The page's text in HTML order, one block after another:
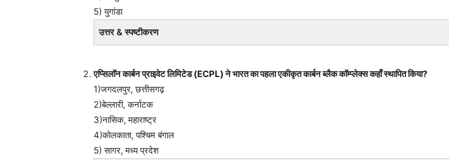
5) युगांडा
उत्तर & स्पष्टीकरण
एप्सिलॉन कार्बन प्राइवेट लिमिटेड (ECPL) ने भारत का पहला एकीकृत कार्बन ब्लैक कॉम्प्लेक्स कहाँ स्थापित किया?
1)जगदलपुर, छत्तीसगढ़
2)बेल्लारी, कर्नाटक
3)नासिक, महाराष्ट्र
4)कोलकाता, पश्चिम बंगाल
5) सागर, मध्य प्रदेश